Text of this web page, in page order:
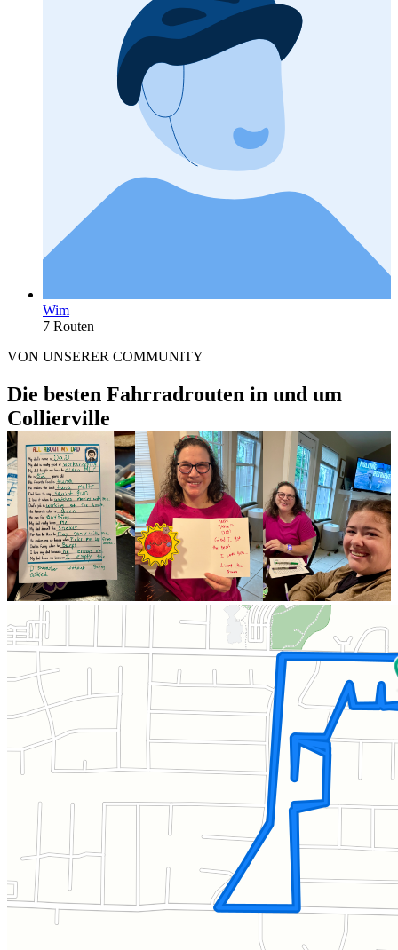
Wim
7 Routen
VON UNSERER COMMUNITY
Die besten Fahrradrouten in und um
Collierville